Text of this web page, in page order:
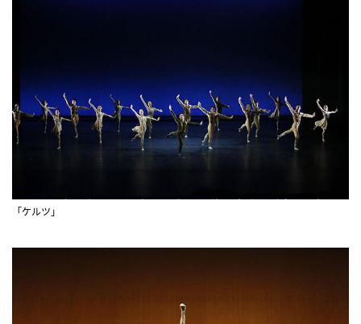
「ケルツ」